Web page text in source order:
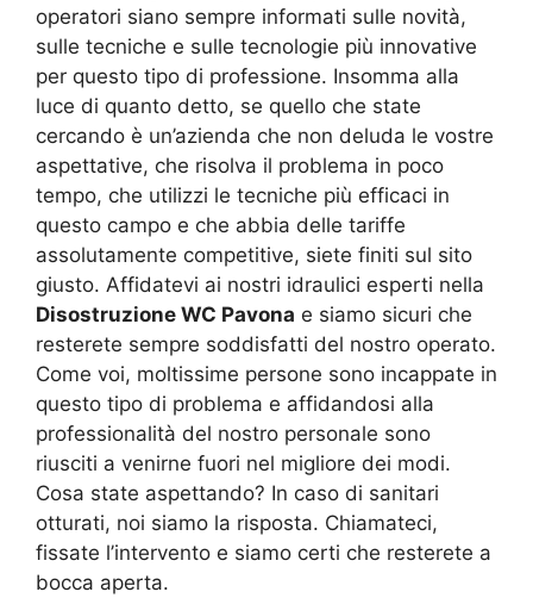
operatori siano sempre informati sulle novità,
sulle tecniche e sulle tecnologie più innovative
per questo tipo di professione. Insomma alla
luce di quanto detto, se quello che state
cercando è un’azienda che non deluda le vostre
aspettative, che risolva il problema in poco
tempo, che utilizzi le tecniche più efficaci in
questo campo e che abbia delle tariffe
assolutamente competitive, siete finiti sul sito
giusto. Affidatevi ai nostri idraulici esperti nella
Disostruzione WC Pavona e siamo sicuri che
resterete sempre soddisfatti del nostro operato.
Come voi, moltissime persone sono incappate in
questo tipo di problema e affidandosi alla
professionalità del nostro personale sono
riusciti a venirne fuori nel migliore dei modi.
Cosa state aspettando? In caso di sanitari
otturati, noi siamo la risposta. Chiamateci,
fissate l’intervento e siamo certi che resterete a
bocca aperta.